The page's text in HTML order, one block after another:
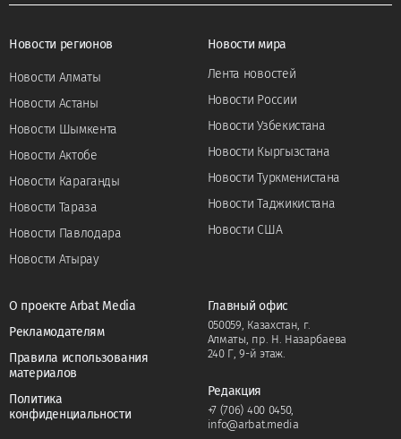
Новости регионов
Новости Алматы
Новости Астаны
Новости Шымкента
Новости Актобе
Новости Караганды
Новости Тараза
Новости Павлодара
Новости Атырау
Новости мира
Лента новостей
Новости России
Новости Узбекистана
Новости Кыргызстана
Новости Туркменистана
Новости Таджикистана
Новости США
О проекте Arbat Media
Рекламодателям
Правила использования
материалов
Политика
конфиденциальности
Главный офис
050059, Казахстан, г.
Алматы, пр. Н. Назарбаева
240 Г, 9-й этаж.
Редакция
+7 (706) 400 0450,
info@arbat.media